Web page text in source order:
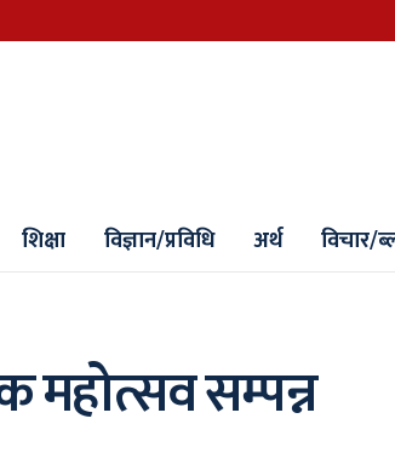
शिक्षा विज्ञान/प्रविधि अर्थ विचार/
महोत्सव सम्पन्न